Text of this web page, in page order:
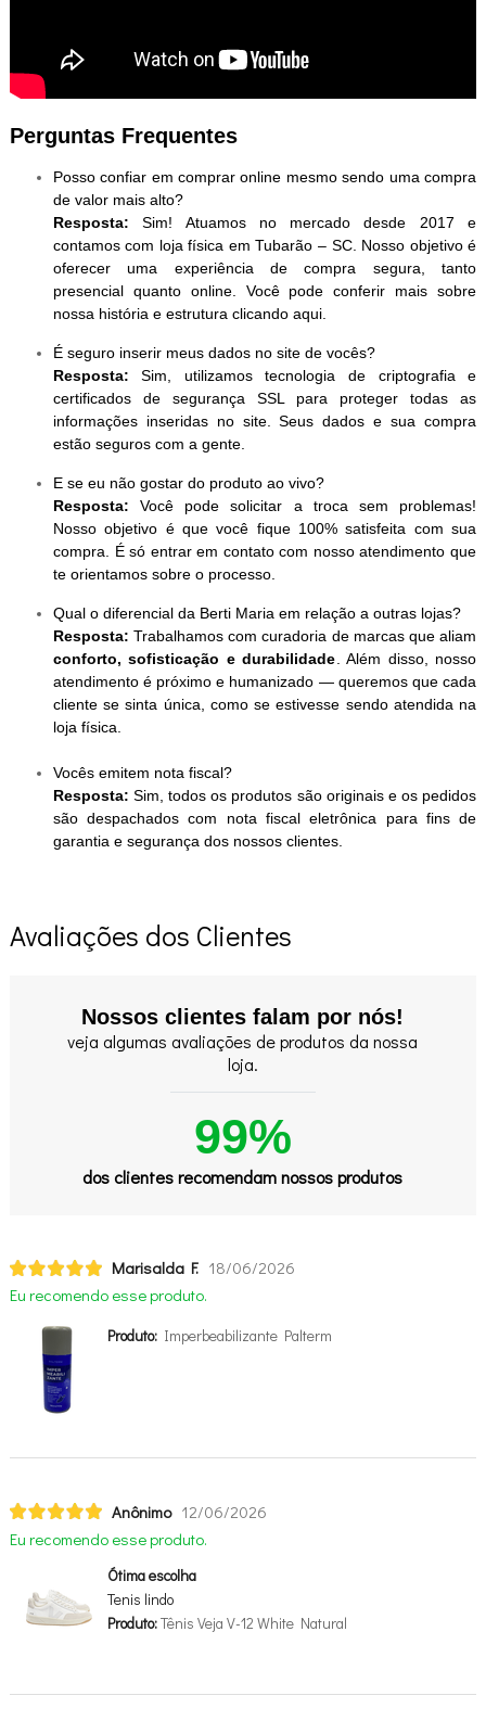
Perguntas Frequentes
Posso confiar em comprar online mesmo sendo uma compra
de valor mais alto?
Resposta: Sim! Atuamos no mercado desde 2017 e
contamos com loja física em Tubarão – SC. Nosso objetivo é
oferecer uma experiência de compra segura, tanto
presencial quanto online. Você pode conferir mais sobre
nossa história e estrutura clicando aqui.
É seguro inserir meus dados no site de vocês?
Resposta: Sim, utilizamos tecnologia de criptografia e
certificados de segurança SSL para proteger todas as
informações inseridas no site. Seus dados e sua compra
estão seguros com a gente.
E se eu não gostar do produto ao vivo?
Resposta: Você pode solicitar a troca sem problemas!
Nosso objetivo é que você fique 100% satisfeita com sua
compra. É só entrar em contato com nosso atendimento que
te orientamos sobre o processo.
Qual o diferencial da Berti Maria em relação a outras lojas?
Resposta: Trabalhamos com curadoria de marcas que aliam
conforto, sofisticação e durabilidade . Além disso, nosso
atendimento é próximo e humanizado — queremos que cada
cliente se sinta única, como se estivesse sendo atendida na
loja física.
Vocês emitem nota fiscal?
Resposta:Sim, todos os produtos são originais e os pedidos
são despachados com nota fiscal eletrônica para fins de
garantia e segurança dos nossos clientes.
Avaliações dos Clientes
Nossos clientes falam por nós!
veja algumas avaliações de produtos da nossa
loja.
99%
dos clientes recomendam nossos produtos
Marisalda F. 18/06/2026
Eu recomendo esse produto.
Produto:Imperbeabilizante Palterm
Anônimo 12/06/2026
Eu recomendo esse produto.
Ótima escolha
Tenis lindo
Produto:Tênis Veja V-12 White Natural